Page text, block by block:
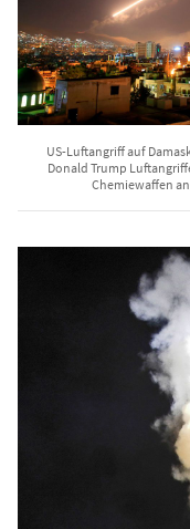
US-Luftangriff auf
Donald Trump
Chemiewaffen